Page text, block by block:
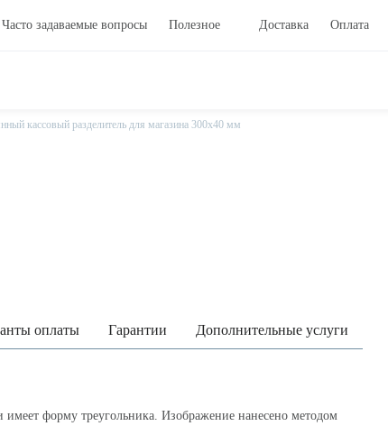
Часто задаваемые вопросы Полезное Доставка Оплата
кассовый разделитель для магазина 300х40 мм
оплаты Гарантии Дополнительные услуги
имеет форму треугольника. Изображение нанесено методом